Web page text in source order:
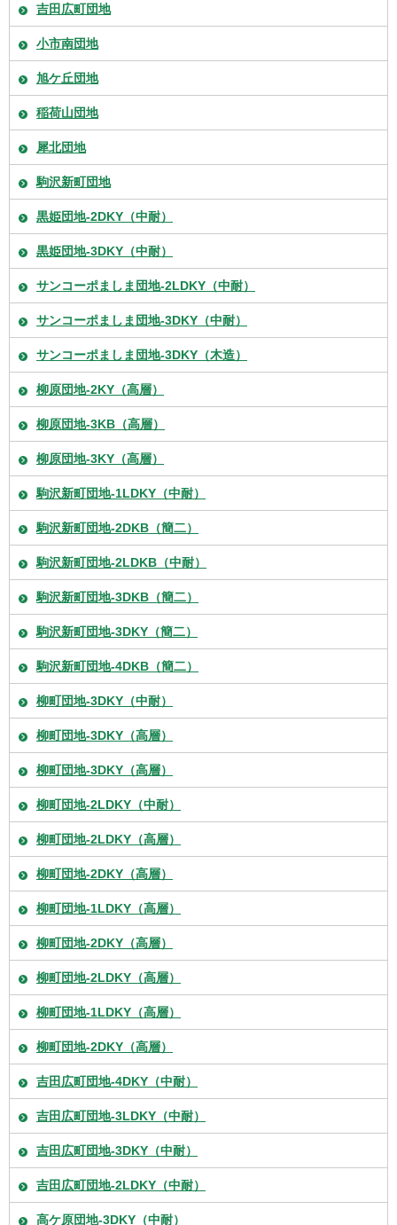
吉田広町団地
小市南団地
旭ケ丘団地
稲荷山団地
犀北団地
駒沢新町団地
黒姫団地-2DKY（中耐）
黒姫団地-3DKY（中耐）
サンコーポましま団地-2LDKY（中耐）
サンコーポましま団地-3DKY（中耐）
サンコーポましま団地-3DKY（木造）
柳原団地-2KY（高層）
柳原団地-3KB（高層）
柳原団地-3KY（高層）
駒沢新町団地-1LDKY（中耐）
駒沢新町団地-2DKB（簡二）
駒沢新町団地-2LDKB（中耐）
駒沢新町団地-3DKB（簡二）
駒沢新町団地-3DKY（簡二）
駒沢新町団地-4DKB（簡二）
柳町団地-3DKY（中耐）
柳町団地-3DKY（高層）
柳町団地-3DKY（高層）
柳町団地-2LDKY（中耐）
柳町団地-2LDKY（高層）
柳町団地-2DKY（高層）
柳町団地-1LDKY（高層）
柳町団地-2DKY（高層）
柳町団地-2LDKY（高層）
柳町団地-1LDKY（高層）
柳町団地-2DKY（高層）
吉田広町団地-4DKY（中耐）
吉田広町団地-3LDKY（中耐）
吉田広町団地-3DKY（中耐）
吉田広町団地-2LDKY（中耐）
高ケ原団地-3DKY（中耐）